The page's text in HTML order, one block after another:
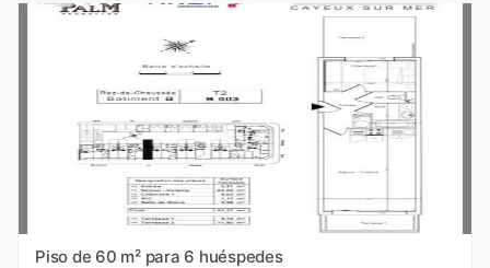
Piso de 60 m² para 6 huéspedes